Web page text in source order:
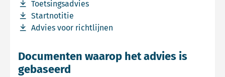
Toetsingsadvies
Download bestand Toetsingsadvies
Startnotitie
Download bestand Startnotitie
Advies voor richtlijnen
Download bestand Advies voor richtlijnen
Documenten waarop het advies is
gebaseerd